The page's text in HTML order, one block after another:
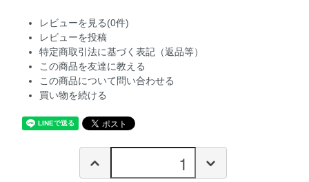
レビューを見る(0件)
レビューを投稿
特定商取引法に基づく表記（返品等）
この商品を友達に教える
この商品について問い合わせる
買い物を続ける